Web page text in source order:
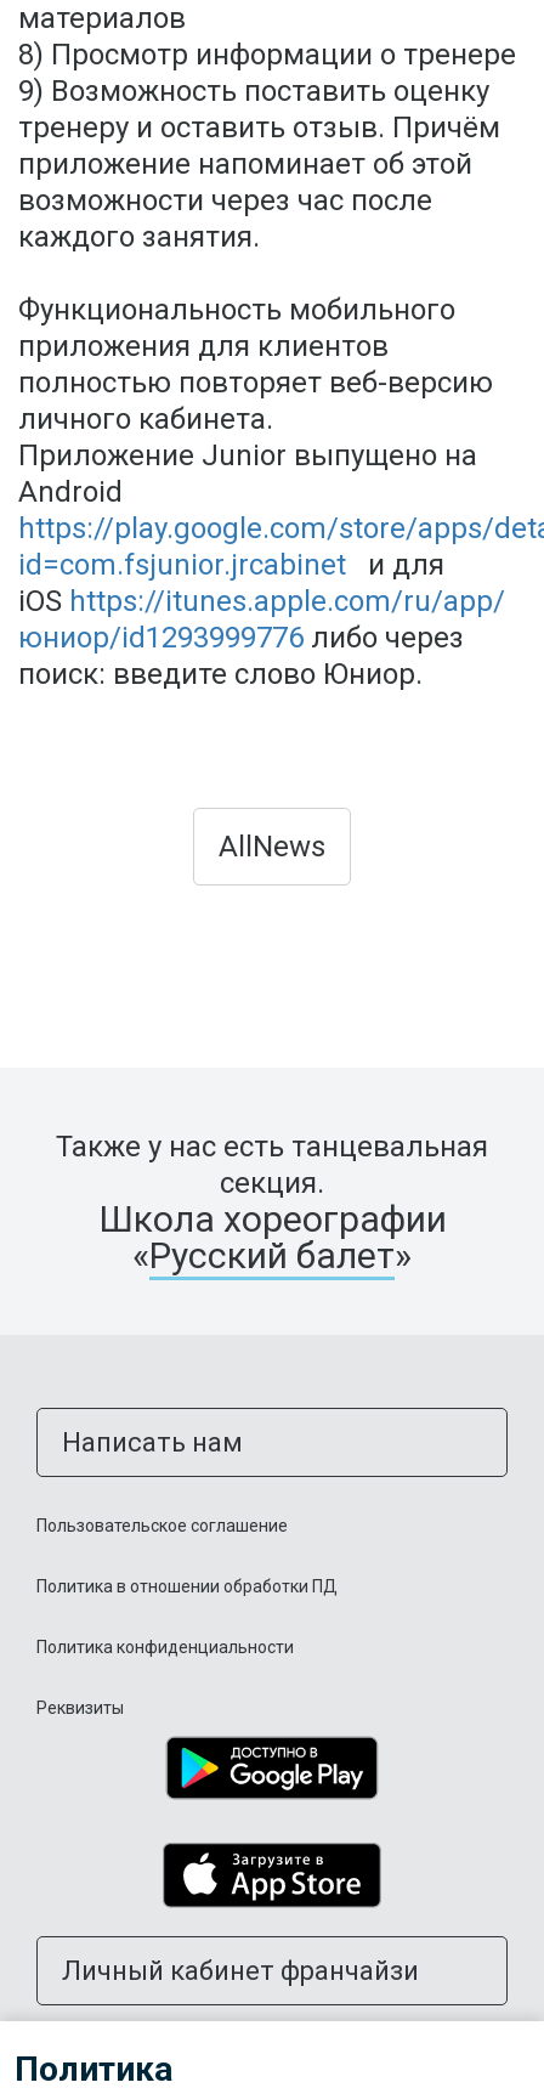
материалов
8) Просмотр информации о тренере
9) Возможность поставить оценку
тренеру и оставить отзыв. Причём
приложение напоминает об этой
возможности через час после
каждого занятия.
Функциональность мобильного
приложения для клиентов
полностью повторяет веб-версию
личного кабинета.
Приложение Junior выпущено на
Android
https://play.google.com/store/apps/
id=com.fsjunior.jrcabinet и для
iOS https://itunes.apple.com/ru/app/
юниор/id1293999776 либо через
поиск: введите слово Юниор.
AllNews
Также у нас есть танцевальная
секция.
Школа хореографии
«Русский балет»
Написать нам
Пользовательское соглашение
Политика в отношении обработки ПД
Политика конфиденциальности
Реквизиты
Личный кабинет франчайзи
Политика